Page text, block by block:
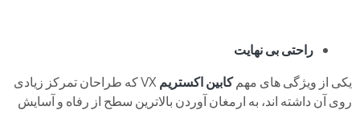
راحتی بی نهایت
یکی از ویژگی های مهمکابین اکستریم
VX که طراحان تمرکز زیادی
روی آن داشته اند، به ارمغان آوردن بالاترین سطح از رفاه و آسایش